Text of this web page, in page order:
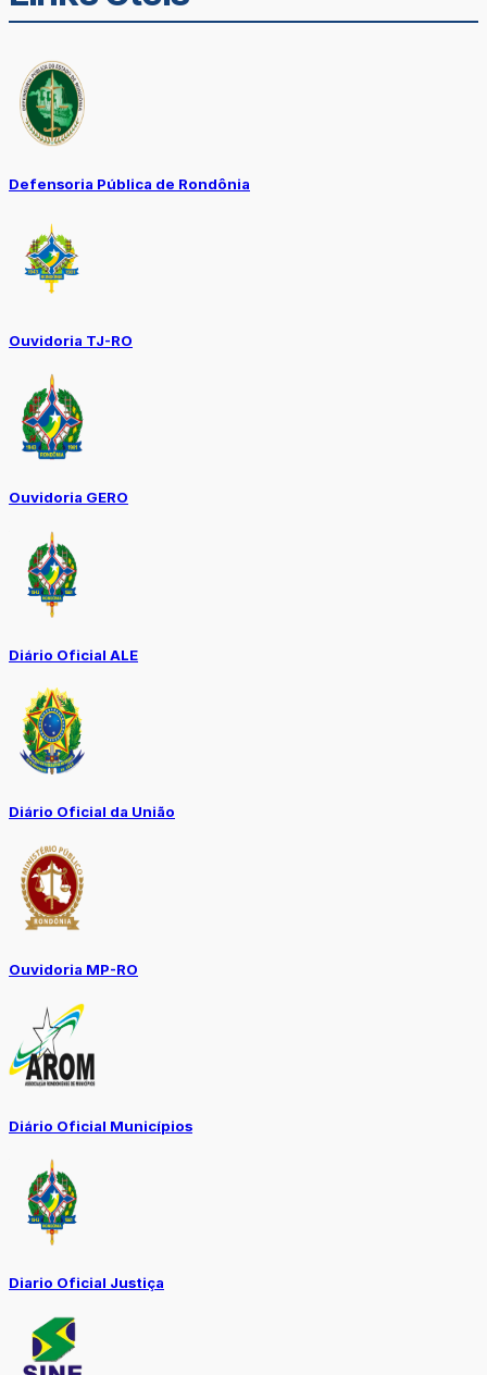
Defensoria Pública de Rondônia
Ouvidoria TJ-RO
Ouvidoria GERO
Diário Oficial ALE
Diário Oficial da União
Ouvidoria MP-RO
Diário Oficial Municípios
Diario Oficial Justiça